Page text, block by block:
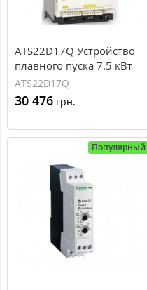
ATS22D17Q Устройство
плавного пуска 7.5 кВт
Schneider Electric ATS22
ATS22D17Q
30 476 грн.
Популярный